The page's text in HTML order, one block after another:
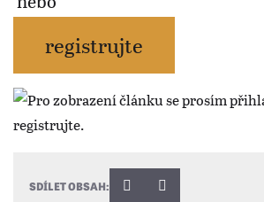
registrujte
SDÍLET OBSAH: